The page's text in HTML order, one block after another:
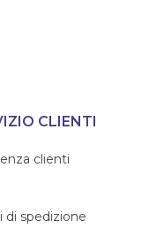
CLIENTI
clienti
di spedizione